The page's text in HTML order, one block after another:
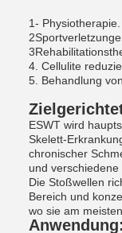
1- Physiotherapie.
4. Cellulite
5. Behandlung
ESWT wird
Skelett-
chronischer
und verschiedene
Die Stoßwellen
Bereich und
wo sie am
Anwendung: